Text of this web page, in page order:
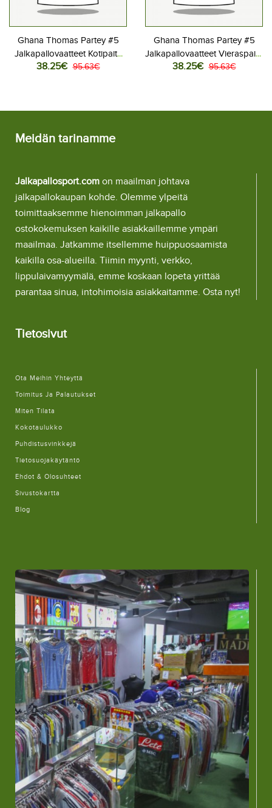
Ghana Thomas Partey #5
Jalkapallovaatteet Kotipaita
MM-kisat 2026 Lyhythihainen
38.25€ 95.63€
Ghana Thomas Partey #5
Jalkapallovaatteet Vieraspaita
MM-kisat 2026 Lyhythihainen
38.25€ 95.63€
Meidän tarinamme
Jalkapallosport.com on maailman johtava
jalkapallokaupan kohde. Olemme ylpeitä
toimittaaksemme hienoimman jalkapallo
ostokokemuksen kaikille asiakkaillemme ympäri
maailmaa. Jatkamme itsellemme huippuosaamista
kaikilla osa-alueilla. Tiimin myynti, verkko,
lippulaivamyymälä, emme koskaan lopeta yrittää
parantaa sinua, intohimoisia asiakkaitamme. Osta nyt!
Tietosivut
Ota Meihin Yhteyttä
Toimitus Ja Palautukset
Miten Tilata
Kokotaulukko
Puhdistusvinkkejä
Tietosuojakäytäntö
Ehdot & Olosuhteet
Sivustokartta
Blog